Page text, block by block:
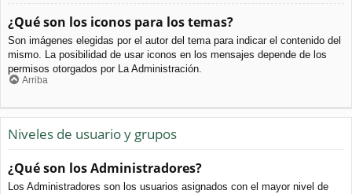
¿Qué son los iconos para los temas?
Son imágenes elegidas por el autor del tema para indicar el contenido del
mismo. La posibilidad de usar iconos en los mensajes depende de los
permisos otorgados por La Administración.
Arriba
Niveles de usuario y grupos
¿Qué son los Administradores?
Los Administradores son los usuarios asignados con el mayor nivel de